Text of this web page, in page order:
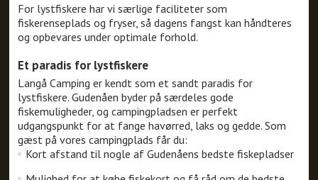
For lystfiskere har vi særlige faciliteter som
fiskerenseplads og fryser, så dagens fangst kan håndteres
og opbevares under optimale forhold.
Et paradis for lystfiskere
Langå Camping er kendt som et sandt paradis for
lystfiskere. Gudenåen byder på særdeles gode
fiskemuligheder, og campingpladsen er perfekt
udgangspunkt for at fange havørred, laks og gedde. Som
gæst på vores campingplads får du:
Kort afstand til nogle af Gudenåens bedste fiskepladser